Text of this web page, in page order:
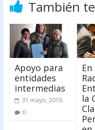
También
Apoyo para
entidades
intermedias
31 mayo, 2016
0
la